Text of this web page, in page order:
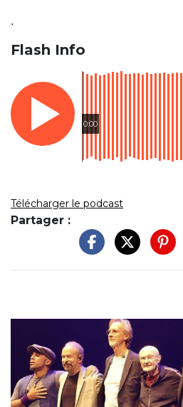
.
Flash Info
0:00
Télécharger le podcast
Partager :